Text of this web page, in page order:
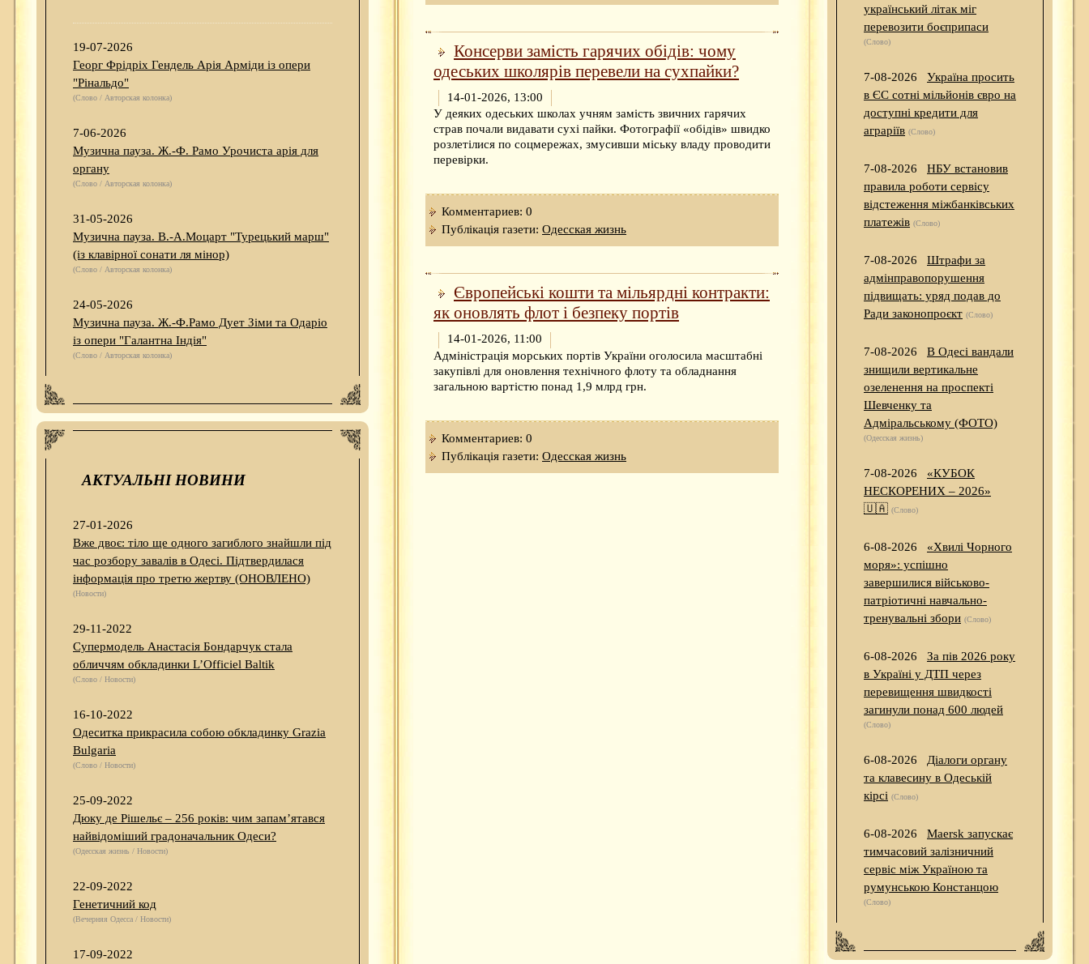
19-07-2026
Георг Фрідріх Гендель Арія Арміди із опери
"Рінальдо"
(Слово / Авторская колонка)
7-06-2026
Музична пауза. Ж.-Ф. Рамо Урочиста арія для
органу
(Слово / Авторская колонка)
31-05-2026
Музична пауза. В.-А.Моцарт "Турецький марш"
(із клавірної сонати ля мінор)
(Слово / Авторская колонка)
24-05-2026
Музична пауза. Ж.-Ф.Рамо Дует Зіми та Одаріо
із опери "Галантна Індія"
(Слово / Авторская колонка)
АКТУАЛЬНІ НОВИНИ
27-01-2026
Вже двоє: тіло ще одного загиблого знайшли під
час розбору завалів в Одесі. Підтвердилася
інформація про третю жертву (ОНОВЛЕНО)
(Новости)
29-11-2022
Супермодель Анастасія Бондарчук стала
обличчям обкладинки L’Officiel Baltik
(Слово / Новости)
16-10-2022
Одеситка прикрасила собою обкладинку Grazia
Bulgaria
(Слово / Новости)
25-09-2022
Дюку де Рішельє – 256 років: чим запам’ятався
найвідоміший градоначальник Одеси?
(Одесская жизнь / Новости)
22-09-2022
Генетичний код
(Вечерняя Одесса / Новости)
17-09-2022
Консерви замість гарячих обідів: чому
одеських школярів перевели на сухпайки?
14-01-2026, 13:00
У деяких одеських школах учням замість звичних гарячих
страв почали видавати сухі пайки. Фотографії «обідів» швидко
розлетілися по соцмережах, змусивши міську владу проводити
перевірки.
Комментариев: 0
Публікація газети: Одесская жизнь
Європейські кошти та мільярдні контракти:
як оновлять флот і безпеку портів
14-01-2026, 11:00
Адміністрація морських портів України оголосила масштабні
закупівлі для оновлення технічного флоту та обладнання
загальною вартістю понад 1,9 млрд грн.
Комментариев: 0
Публікація газети: Одесская жизнь
український літак міг
перевозити боєприпаси
(Слово)
7-08-2026
Україна просить
в ЄС сотні мільйонів євро на
доступні кредити для
аграріїв (Слово)
7-08-2026
НБУ встановив
правила роботи сервісу
відстеження міжбанківських
платежів (Слово)
7-08-2026
Штрафи за
адмінправопорушення
підвищать: уряд подав до
Ради законопроєкт (Слово)
7-08-2026
В Одесі вандали
знищили вертикальне
озеленення на проспекті
Шевченку та
Адміральському (ФОТО)
(Одесская жизнь)
7-08-2026
«КУБОК
НЕСКОРЕНИХ – 2026»
🇺🇦 (Слово)
6-08-2026
«Хвилі Чорного
моря»: успішно
завершилися військово-
патріотичні навчально-
тренувальні збори (Слово)
6-08-2026
За пів 2026 року
в Україні у ДТП через
перевищення швидкості
загинули понад 600 людей
(Слово)
6-08-2026
Діалоги органу
та клавесину в Одеській
кірсі (Слово)
6-08-2026
Maersk запускає
тимчасовий залізничний
сервіс між Україною та
румунською Констанцою
(Слово)